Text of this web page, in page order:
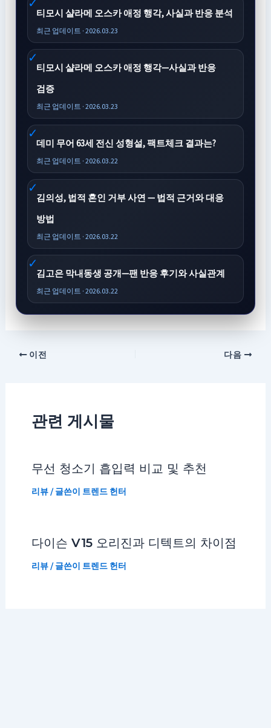
티모시 샬라메 오스카 애정 행각, 사실과 반응 분석
최근 업데이트 · 2026.03.23
티모시 샬라메 오스카 애정 행각—사실과 반응
검증
최근 업데이트 · 2026.03.23
데미 무어 63세 전신 성형설, 팩트체크 결과는?
최근 업데이트 · 2026.03.22
김의성, 법적 혼인 거부 사연 — 법적 근거와 대응
방법
최근 업데이트 · 2026.03.22
김고은 막내동생 공개—팬 반응 후기와 사실관계
최근 업데이트 · 2026.03.22
이전 다음
관련 게시물
무선 청소기 흡입력 비교 및 추천
리뷰/ 글쓴이 트렌드 헌터
다이슨 V15 오리진과 디텍트의 차이점
리뷰/ 글쓴이 트렌드 헌터